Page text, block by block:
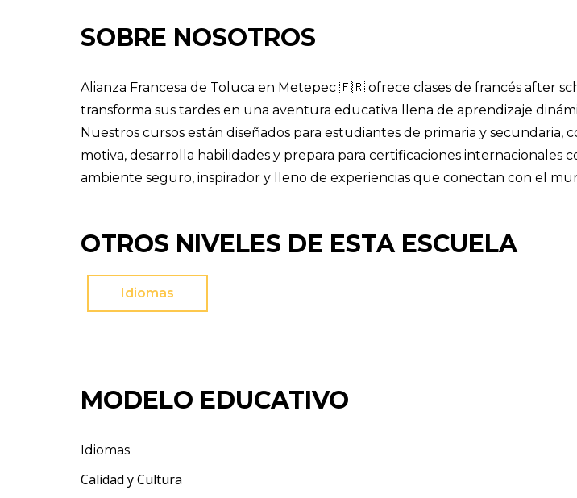
SOBRE NOSOTROS
Alianza Francesa de Toluca en Metepec 🇫🇷 ofrece clases de francés after
transforma sus tardes en una aventura educativa llena de aprendizaje
Nuestros cursos están diseñados para estudiantes de primaria y
motiva, desarrolla habilidades y prepara para certificaciones internacionales
ambiente seguro, inspirador y lleno de experiencias que conectan con el
OTROS NIVELES DE ESTA ESCUELA
Idiomas
MODELO EDUCATIVO
Idiomas
Calidad y Cultura